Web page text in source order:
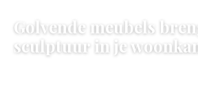
Golvende meubels
sculptuur in je